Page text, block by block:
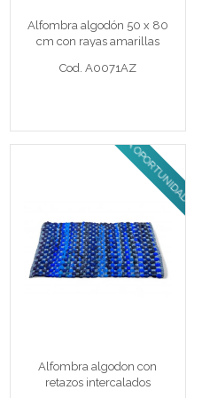
Cod. A0071AZ
Alfombra algodón 50 x 80
cm con rayas amarillas
Cod. A0071AZ
ULTIMA OPORTUNIDAD!
Alfombra algodon con
retazos intercalados
Cod. A0084AZ
Alfombra algodon con
retazos intercalados